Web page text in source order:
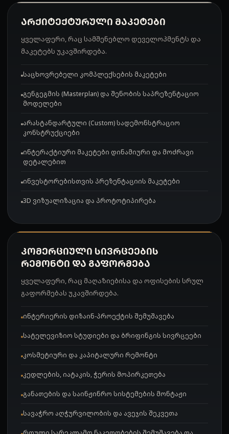
ᲐᲠᲥᲘᲢᲔᲥᲢᲣᲠᲣᲚᲘ ᲛᲐᲙᲔᲢᲔᲑᲘ
ყველაფერი, რაც სამშენებლო დეველოპმენტს და
მაკეტებს უკავშირდება.
საცხოვრებელი კომპლექსების მაკეტები
გენგეგმის (Masterplan) და შენობის საპრეზენტაციო
მოდელები
არასტანდარტული (Custom) სადემონსტრაციო
კონსტრუქციები
ინტერაქტიური მაკეტები დინამიური და მოძრავი
დეტალებით
ინვესტორებისთვის პრეზენტაციის მაკეტები
3D ვიზუალიზაცია და პროტოტიპირება
ᲙᲝᲛᲔᲠᲪᲘᲣᲚᲘ ᲡᲘᲕᲠᲪᲔᲔᲑᲘᲡ
ᲠᲔᲛᲝᲜᲢᲘ ᲓᲐ ᲒᲐᲤᲝᲠᲛᲔᲑᲐ
ყველაფერი, რაც მაღაზიებისა და ოფისების სრულ
გაფორმებას უკავშირდება.
ინტერიერის დიზაინ-პროექტის შემუშავება
სატელევიზიო სტუდიები და ბრიფინგის სივრცეები
კოსმეტიური და კაპიტალური რემონტი
კედლების, იატაკის, ჭერის მოპირკეთება
განათების და საინჟინრო სისტემების მონტაჟი
სავაჭრო აღჭურვილობის და ავეჯის შეკვეთა